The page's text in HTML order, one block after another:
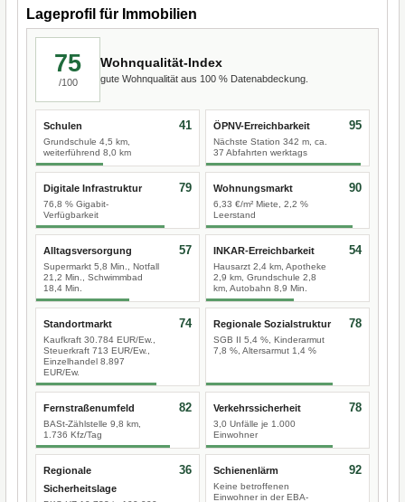
Lageprofil für Immobilien
75
/100
Wohnqualität-Index
gute Wohnqualität aus 100 % Datenabdeckung.
Schulen
Grundschule 4,5 km,
weiterführend 8,0 km
41 ÖPNV-Erreichbarkeit
Nächste Station 342 m, ca.
37 Abfahrten werktags
95
Digitale Infrastruktur
76,8 % Gigabit-
Verfügbarkeit
79 Wohnungsmarkt
6,33 €/m² Miete, 2,2 %
Leerstand
90
Alltagsversorgung
Supermarkt 5,8 Min., Notfall
21,2 Min., Schwimmbad
18,4 Min.
57 INKAR-Erreichbarkeit
Hausarzt 2,4 km, Apotheke
2,9 km, Grundschule 2,8
km, Autobahn 8,9 Min.
54
Standortmarkt
Kaufkraft 30.784 EUR/Ew.,
Steuerkraft 713 EUR/Ew.,
Einzelhandel 8.897
EUR/Ew.
74 Regionale Sozialstruktur
SGB II 5,4 %, Kinderarmut
7,8 %, Altersarmut 1,4 %
78
Fernstraßenumfeld
BASt-Zählstelle 9,8 km,
1.736 Kfz/Tag
82 Verkehrssicherheit
3,0 Unfälle je 1.000
Einwohner
78
Regionale
Sicherheitslage
36 Schienenlärm
Keine betroffenen
Einwohner in der EBA-
92